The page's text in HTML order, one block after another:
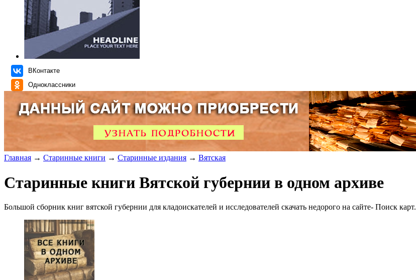
ВКонтакте
Одноклассники
Главная → Старинные книги → Старинные издания → Вятская
Старинные книги Вятской губернии в одном архиве
Большой сборник книг вятской губернии для кладоискателей и исследователей скачать недорого на сайте- Поиск карт.